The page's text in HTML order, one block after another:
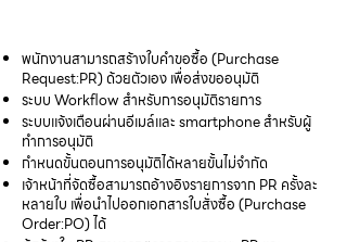
พนักงานสามารถสร้างใบคำขอซื้อ (Purchase
Request:PR) ด้วยตัวเอง เพื่อส่งขออนุมัติ
ระบบ Workflow สำหรับการอนุมัติรายการ
ระบบแจ้งเตือนผ่านอีเมล์และ smartphone สำหรับผู้
ทำการอนุมัติ
กำหนดขั้นตอนการอนุมัติได้หลายขั้นไม่จำกัด
เจ้าหน้าที่จัดซื้อสามารถอ้างอิงรายการจาก PR ครั้งละ
หลายใบ เพื่อนำไปออกเอกสารใบสั่งซื้อ (Purchase
Order:PO) ได้